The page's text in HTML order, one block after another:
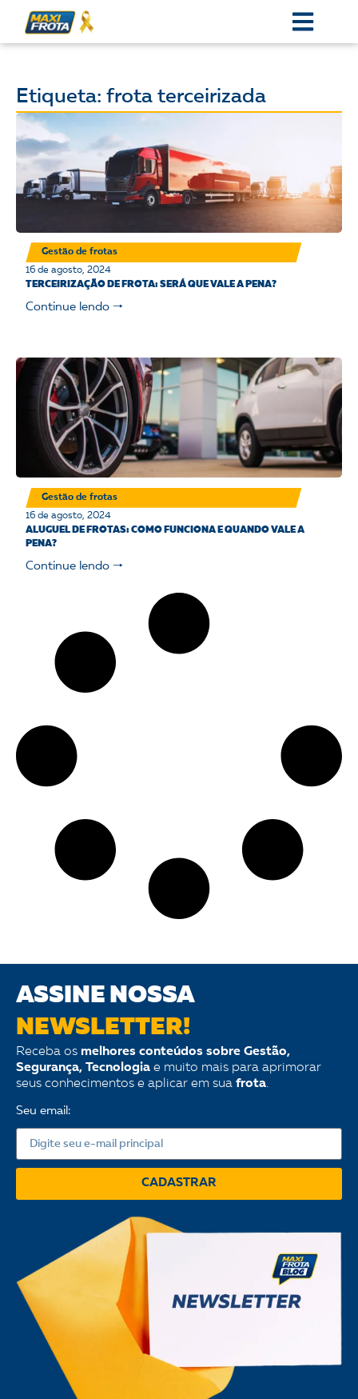
Etiqueta: frota terceirizada
Gestão de frotas
16 de agosto, 2024
TERCEIRIZAÇÃO DE FROTA: SERÁ QUE VALE A PENA?
Continue lendo 🠒
Gestão de frotas
16 de agosto, 2024
ALUGUEL DE FROTAS: COMO FUNCIONA E QUANDO VALE A
PENA?
Continue lendo 🠒
ASSINE NOSSA
NEWSLETTER!
Receba os melhores conteúdos sobre Gestão,
Segurança, Tecnologia e muito mais para aprimorar
seus conhecimentos e aplicar em sua frota.
Seu email:
CADASTRAR